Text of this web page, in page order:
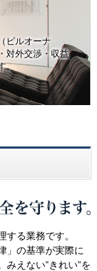
ビルオーナ
対外交渉・収益
。
する業務です。
」の基準が実際に
みえない”きれい”を